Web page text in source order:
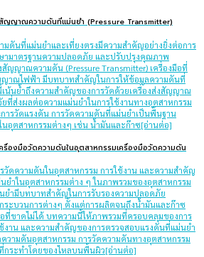
ญญาณความดันที่แม่นยำ (Pressure Transmitter)
มดันที่แม่นยำและเที่ยงตรงมีความสำคัญอย่างยิ่งต่อการ
ามาตรฐานความปลอดภัย และปรับปรุงคุณภาพ
ญญาณความดัน (Pressure Transmitter) เครื่องมือที่
าณไฟฟ้า มีบทบาทสำคัญในการให้ข้อมูลความดันที่
น้นย้ำถึงความสำคัญของการวัดด้วยเครื่องส่งสัญญาณ
ที่ส่งผลต่อความแม่นยำในการใช้งานทางอุตสาหกรรม
ารวัดแรงดัน การวัดความดันที่แม่นยำเป็นพื้นฐาน
อุตสาหกรรมต่างๆ เช่น น้ำมันและก๊าซ[อ่านต่อ]
ครื่องมือวัดความดันในอุตสาหกรรมเครื่องมือวัดความดัน
ดความดันในอุตสาหกรรม การใช้งาน และความสำคัญ
ยำในอุตสาหกรรมต่าง ๆ ในภาพรวมของอุตสาหกรรม
ำมีบทบาทสำคัญในการรับรองความปลอดภัย
ะบวนการต่างๆ ตั้งแต่การผลิตจนถึงน้ำมันและก๊าซ
ที่ขาดไม่ได้ บทความนี้ให้ภาพรวมที่ครอบคลุมของการ
งาน และความสำคัญของการตรวจสอบแรงดันที่แม่นยำ
ความดันอุตสาหกรรม การวัดความดันทางอุตสาหกรรม
กระทำโดยของไหลบนพื้นผิว[อ่านต่อ]